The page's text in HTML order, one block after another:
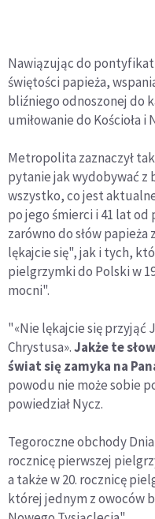
Nawiązując do
świętości papieża,
bliźniego odnoszonej do
umiłowanie do Kościoła i
Metropolita zaznaczył
pytanie jak wydobywać z
wszystko, co jest
po jego śmierci i 41 lat
zarówno do słów
lękajcie się", jak i tych,
pielgrzymki do Polski w
mocni".
"«Nie lękajcie się przyjąć
Chrystusa».Jakże te
świat się zamyka na
powodu nie może sobie
powiedział Nycz.
Tegoroczne obchody
rocznicę pierwszej
a także w 20. rocznicę
której jednym z owoców